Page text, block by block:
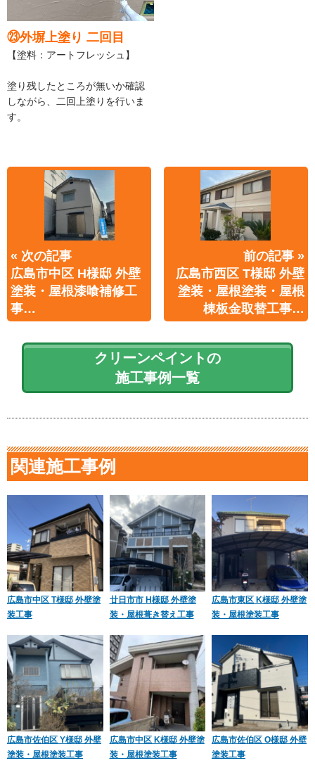
㉓外塀上塗り 二回目
【塗料：アートフレッシュ】
塗り残したところが無いか確認
しながら、二回上塗りを行いま
す。
« 次の記事
広島市中区 H様邸 外壁
塗装・屋根漆喰補修工
事…
前の記事 »
広島市西区 T様邸 外壁
塗装・屋根塗装・屋根
棟板金取替工事…
クリーンペイントの
施工事例一覧
関連施工事例
広島市中区 T様邸 外壁塗
装工事
廿日市市 H様邸 外壁塗
装・屋根葺き替え工事
広島市東区 K様邸 外壁塗
装・屋根塗装工事
広島市佐伯区 Y様邸 外壁
塗装・屋根塗装工事
広島市中区 K様邸 外壁塗
装・屋根塗装工事
広島市佐伯区 O様邸 外壁
塗装工事